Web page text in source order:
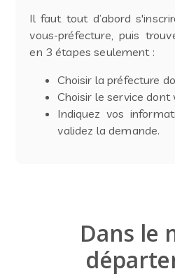
Dans le
Il faut tout d’abord
vous-préfecture, puis
en 3 étapes seulement :
Choisir la préfecture
Choisir le service dont
Indiquez vos
validez la demande.